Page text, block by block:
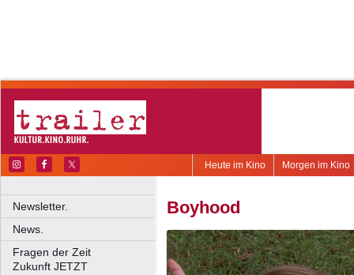
Morgen im Kino
Heute im Kino
Newsletter.
News.
Fragen der Zeit
Zukunft JETZT
Boyhood